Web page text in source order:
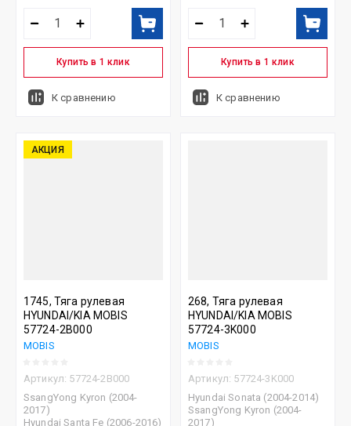
Купить в 1 клик
К сравнению
Купить в 1 клик
К сравнению
АКЦИЯ
1745, Тяга рулевая
HYUNDAI/KIA MOBIS
57724-2В000
MOBIS
Артикул: 57724-2В000
SsangYong Kyron (2004-
2017)
Hyundai Santa Fe (2006-2016)
268, Тяга рулевая
HYUNDAI/KIA MOBIS
57724-3K000
MOBIS
Артикул: 57724-3K000
Hyundai Sonata (2004-2014)
SsangYong Kyron (2004-
2017)